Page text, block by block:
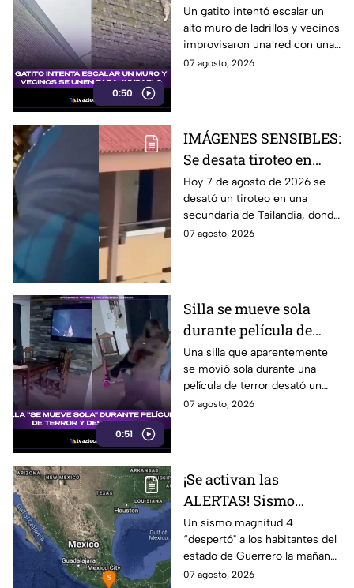
0:50
ayudan
Un gatito intentó escalar un
alto muro de ladrillos y vecinos
improvisaron una red con una
manta para protegerlo
07 agosto, 2026
IMÁGENES SENSIBLES:
Se desata tiroteo en
secundaria de
Tailandia; hay varias
víctimas y lesionados
Hoy 7 de agosto de 2026 se
desató un tiroteo en una
secundaria de Tailandia, donde
un menor arribó, luego de
07 agosto, 2026
0:51
Silla se mueve sola
durante película de
terror y se vuelve viral
Una silla que aparentemente
se movió sola durante una
película de terror desató un
intenso debate entre usuarios
07 agosto, 2026
¡Se activan las
ALERTAS! Sismo
despierta a Guerrero
hoy viernes; ¿Se
percibió en Puebla?
Un sismo magnitud 4
“despertó" a los habitantes del
estado de Guerrero la mañana
de hoy viernes 7 de agosto de
07 agosto, 2026